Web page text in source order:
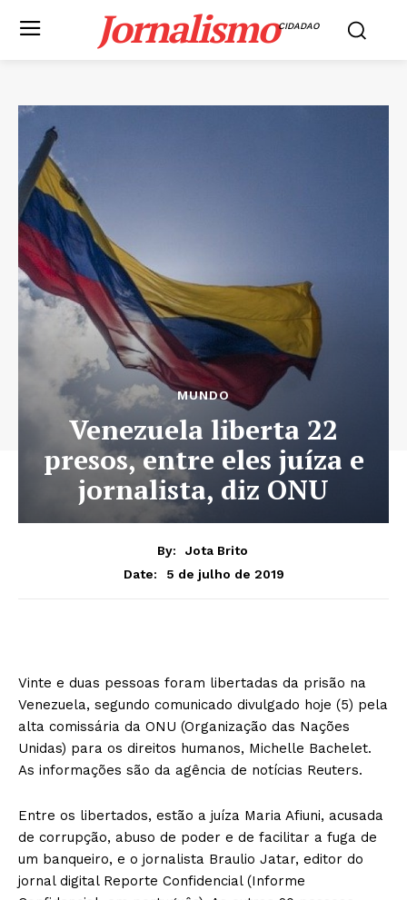
JornalismoCIDADAO
MUNDO
Venezuela liberta 22
presos, entre eles juíza e
jornalista, diz ONU
By:
Jota Brito
Date:
5 de julho de 2019
Vinte e duas pessoas foram libertadas da prisão na
Venezuela, segundo comunicado divulgado hoje (5) pela
alta comissária da ONU (Organização das Nações
Unidas) para os direitos humanos, Michelle Bachelet.
As informações são da agência de notícias Reuters.
Entre os libertados, estão a juíza Maria Afiuni, acusada
de corrupção, abuso de poder e de facilitar a fuga de
um banqueiro, e o jornalista Braulio Jatar, editor do
jornal digital Reporte Confidencial (Informe